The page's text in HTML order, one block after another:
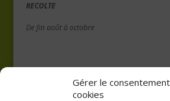
Gérer le
cookies
RECOLTE
De fin août à octobre